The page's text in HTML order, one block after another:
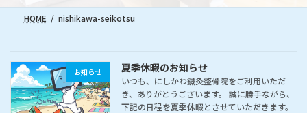
HOME nishikawa-seikotsu
お知らせ 夏季休暇のお知らせ
いつも、にしかわ鍼灸整骨院をご利用いただ
き、ありがとうございます。 誠に勝手ながら、
下記の日程を夏季休暇とさせていただきます。